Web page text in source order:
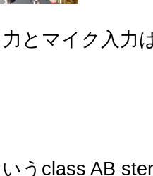
とマイク入力
いうclass AB